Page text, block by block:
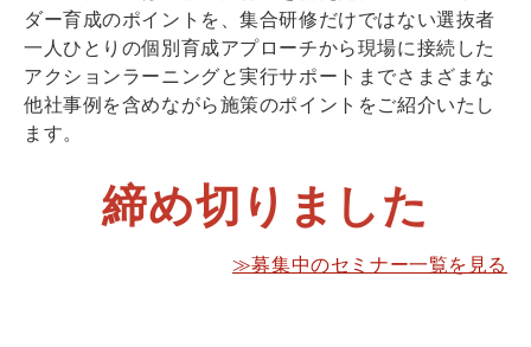
ダー育成のポイントを、集合研修だけではない選抜者
一人ひとりの個別育成アプローチから現場に接続した
アクションラーニングと実行サポートまでさまざまな
他社事例を含めながら施策のポイントをご紹介いたし
ます。
締め切りました
≫募集中のセミナー一覧を見る